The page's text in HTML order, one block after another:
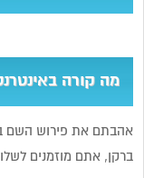
מה קורה
אהבתם את פירוש השם
ברקן, אתם מוזמנים